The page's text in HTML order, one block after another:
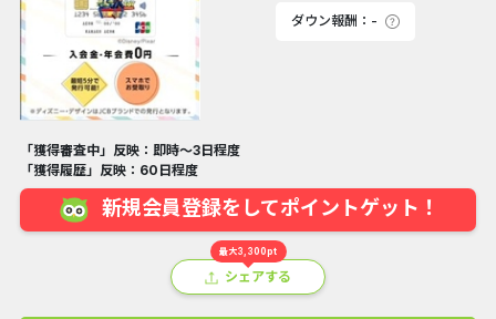
ダウン報酬：-
「獲得審査中」反映：即時～3日程度
「獲得履歴」反映：60日程度
新規会員登録をしてポイントゲット！
最大3,300pt
シェアする